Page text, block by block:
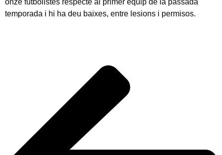
temporada i hi ha deu baixes, entre lesions i permisos.